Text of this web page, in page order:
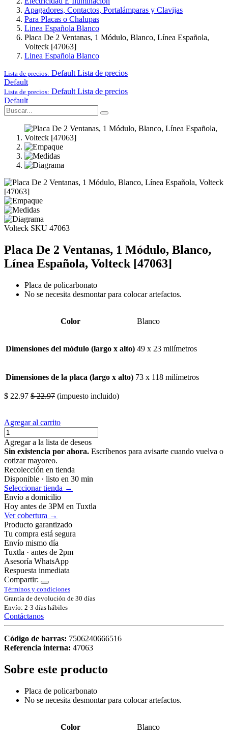
Apagadores, Contactos, Portalámparas y Clavijas
Para Placas o Chalupas
Linea Española Blanco
Placa De 2 Ventanas, 1 Módulo, Blanco, Línea Española,
Volteck [47063]
Linea Española Blanco
Lista de precios: Default Lista de precios
Default
Lista de precios: Default Lista de precios
Default
Volteck SKU 47063
Placa De 2 Ventanas, 1 Módulo, Blanco,
Línea Española, Volteck [47063]
Placa de policarbonato
No se necesita desmontar para colocar artefactos.
Color Blanco
Dimensiones del módulo (largo x alto) 49 x 23 milímetros
Dimensiones de la placa (largo x alto) 73 x 118 milímetros
$ 22.97 $22.97 (impuesto incluido)
Agregar al carrito
Agregar a la lista de deseos
Sin existencia por ahora. Escríbenos para avisarte cuando vuelva o
cotizar mayoreo.
Recolección en tienda
Disponible · listo en 30 min
Seleccionar tienda →
Envío a domicilio
Hoy antes de 3PM en Tuxtla
Ver cobertura →
Producto garantizado
Tu compra está segura
Envío mismo día
Tuxtla · antes de 2pm
Asesoría WhatsApp
Respuesta inmediata
Compartir:
Términos y condiciones
Grantía de devolución de 30 días
Envío: 2-3 días hábiles
Contáctanos
Código de barras: 7506240666516
Referencia interna: 47063
Sobre este producto
Placa de policarbonato
No se necesita desmontar para colocar artefactos.
Color Blanco